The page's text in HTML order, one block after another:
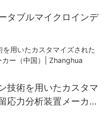
タブルマイクロインデ
技術を用いたカスタマ
応力分析装置メーカー